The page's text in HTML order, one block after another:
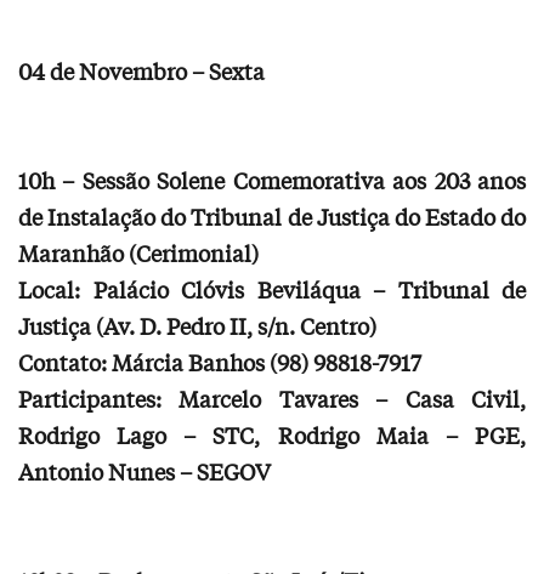
04 de Novembro – Sexta
10h – Sessão Solene Comemorativa aos 203 anos
de Instalação do Tribunal de Justiça do Estado do
Maranhão (Cerimonial)
Local: Palácio Clóvis Beviláqua – Tribunal de
Justiça (Av. D. Pedro II, s/n. Centro)
Contato: Márcia Banhos (98) 98818-7917
Participantes: Marcelo Tavares – Casa Civil,
Rodrigo Lago – STC, Rodrigo Maia – PGE,
Antonio Nunes – SEGOV